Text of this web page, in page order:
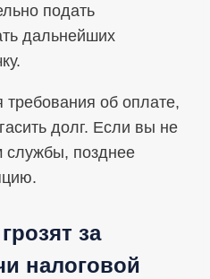
подать
дальнейших
требования об оплате,
долг. Если вы не
службы, позднее
за
налоговой